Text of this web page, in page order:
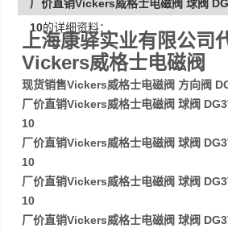
厂价直销Vickers威格士电磁阀 球阀
10的详细资料：
上海康驿实业有限公司
Vickers威格士电磁阀
现货销售Vickers威格士电磁阀 方向阀
厂价直销Vickers威格士电磁阀 球阀
10
厂价直销Vickers威格士电磁阀 球阀
10
厂价直销Vickers威格士电磁阀 球阀
10
厂价直销Vickers威格士电磁阀 球阀